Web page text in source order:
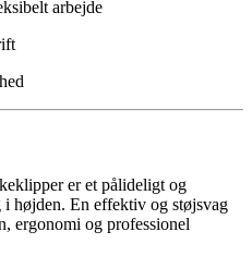
arbejde
er et pålideligt og
højden. En effektiv og støjsvag
ergonomi og professionel